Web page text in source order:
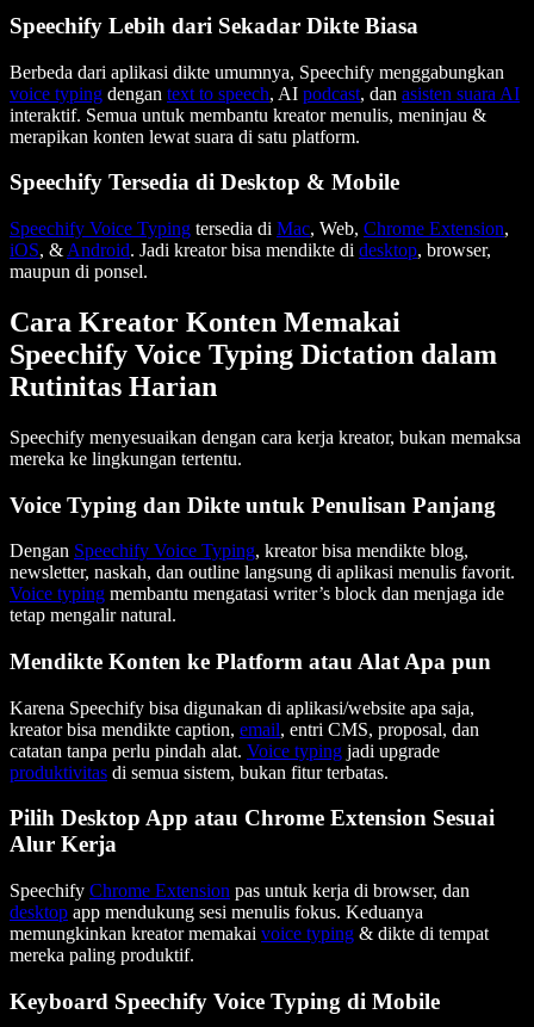
Speechify Lebih dari Sekadar Dikte Biasa
Berbeda dari aplikasi dikte umumnya, Speechify menggabungkan
voice typing dengan text to speech, AI podcast, dan asisten suara AI
interaktif. Semua untuk membantu kreator menulis, meninjau &
merapikan konten lewat suara di satu platform.
Speechify Tersedia di Desktop & Mobile
Speechify Voice Typing tersedia di Mac, Web, Chrome Extension,
iOS, & Android. Jadi kreator bisa mendikte di desktop, browser,
maupun di ponsel.
Cara Kreator Konten Memakai
Speechify Voice Typing Dictation dalam
Rutinitas Harian
Speechify menyesuaikan dengan cara kerja kreator, bukan memaksa
mereka ke lingkungan tertentu.
Voice Typing dan Dikte untuk Penulisan Panjang
Dengan Speechify Voice Typing, kreator bisa mendikte blog,
newsletter, naskah, dan outline langsung di aplikasi menulis favorit.
Voice typing membantu mengatasi writer’s block dan menjaga ide
tetap mengalir natural.
Mendikte Konten ke Platform atau Alat Apa pun
Karena Speechify bisa digunakan di aplikasi/website apa saja,
kreator bisa mendikte caption, email, entri CMS, proposal, dan
catatan tanpa perlu pindah alat. Voice typing jadi upgrade
produktivitas di semua sistem, bukan fitur terbatas.
Pilih Desktop App atau Chrome Extension Sesuai
Alur Kerja
Speechify Chrome Extension pas untuk kerja di browser, dan
desktop app mendukung sesi menulis fokus. Keduanya
memungkinkan kreator memakai voice typing & dikte di tempat
mereka paling produktif.
Keyboard Speechify Voice Typing di Mobile